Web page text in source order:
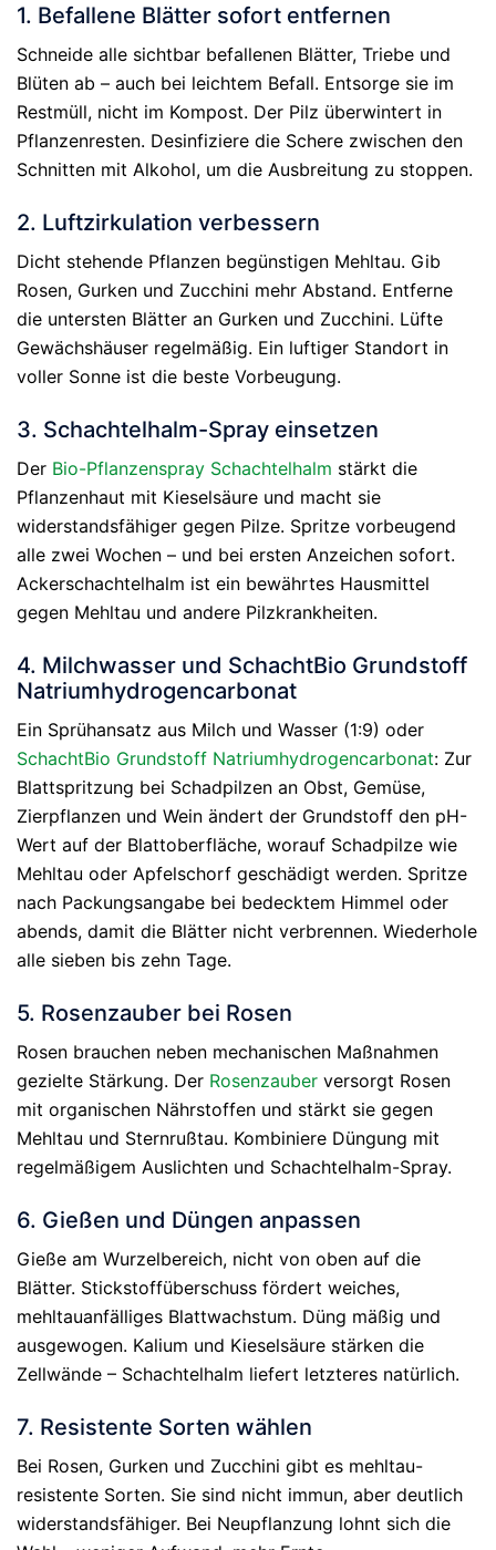
1. Befallene Blätter sofort entfernen
Schneide alle sichtbar befallenen Blätter, Triebe und
Blüten ab – auch bei leichtem Befall. Entsorge sie im
Restmüll, nicht im Kompost. Der Pilz überwintert in
Pflanzenresten. Desinfiziere die Schere zwischen den
Schnitten mit Alkohol, um die Ausbreitung zu stoppen.
2. Luftzirkulation verbessern
Dicht stehende Pflanzen begünstigen Mehltau. Gib
Rosen, Gurken und Zucchini mehr Abstand. Entferne
die untersten Blätter an Gurken und Zucchini. Lüfte
Gewächshäuser regelmäßig. Ein luftiger Standort in
voller Sonne ist die beste Vorbeugung.
3. Schachtelhalm-Spray einsetzen
Der Bio-Pflanzenspray Schachtelhalm stärkt die
Pflanzenhaut mit Kieselsäure und macht sie
widerstandsfähiger gegen Pilze. Spritze vorbeugend
alle zwei Wochen – und bei ersten Anzeichen sofort.
Ackerschachtelhalm ist ein bewährtes Hausmittel
gegen Mehltau und andere Pilzkrankheiten.
4. Milchwasser und SchachtBio Grundstoff
Natriumhydrogencarbonat
Ein Sprühansatz aus Milch und Wasser (1:9) oder
SchachtBio Grundstoff Natriumhydrogencarbonat: Zur
Blattspritzung bei Schadpilzen an Obst, Gemüse,
Zierpflanzen und Wein ändert der Grundstoff den pH-
Wert auf der Blattoberfläche, worauf Schadpilze wie
Mehltau oder Apfelschorf geschädigt werden. Spritze
nach Packungsangabe bei bedecktem Himmel oder
abends, damit die Blätter nicht verbrennen. Wiederhole
alle sieben bis zehn Tage.
5. Rosenzauber bei Rosen
Rosen brauchen neben mechanischen Maßnahmen
gezielte Stärkung. Der Rosenzauber versorgt Rosen
mit organischen Nährstoffen und stärkt sie gegen
Mehltau und Sternrußtau. Kombiniere Düngung mit
regelmäßigem Auslichten und Schachtelhalm-Spray.
6. Gießen und Düngen anpassen
Gieße am Wurzelbereich, nicht von oben auf die
Blätter. Stickstoffüberschuss fördert weiches,
mehltauanfälliges Blattwachstum. Düng mäßig und
ausgewogen. Kalium und Kieselsäure stärken die
Zellwände – Schachtelhalm liefert letzteres natürlich.
7. Resistente Sorten wählen
Bei Rosen, Gurken und Zucchini gibt es mehltau-
resistente Sorten. Sie sind nicht immun, aber deutlich
widerstandsfähiger. Bei Neupflanzung lohnt sich die